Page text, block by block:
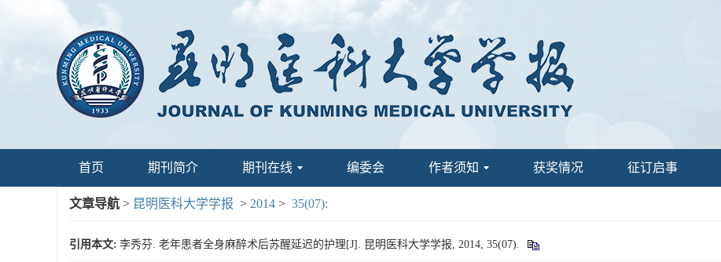
首页 期刊简介 期刊在线 编委会 作者须知 获奖情况 征订启事
文章导航 > 昆明医科大学学报 > 2014 > 35(07):
引用本文: 李秀芬. 老年患者全身麻醉术后苏醒延迟的护理[J]. 昆明医科大学学报, 2014, 35(07).